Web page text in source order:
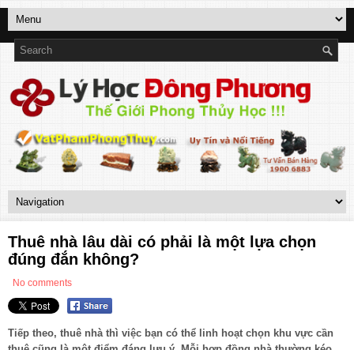
Thuê nhà lâu dài có phải là một lựa chọn
đúng đắn không?
No comments
Tiếp theo, thuê nhà thì việc bạn có thể linh hoạt chọn khu vực cần